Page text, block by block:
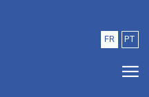
FR PT